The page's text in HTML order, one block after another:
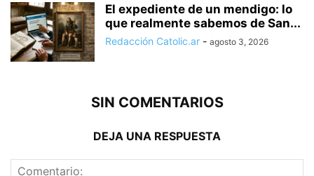
El expediente de un mendigo: lo
que realmente sabemos de San...
Redacción Catolic.ar - agosto 3, 2026
SIN COMENTARIOS
DEJA UNA RESPUESTA